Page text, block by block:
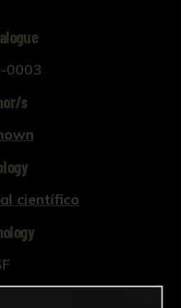
0003
s
científico